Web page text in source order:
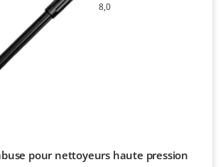
8,0
pour nettoyeurs haute pression